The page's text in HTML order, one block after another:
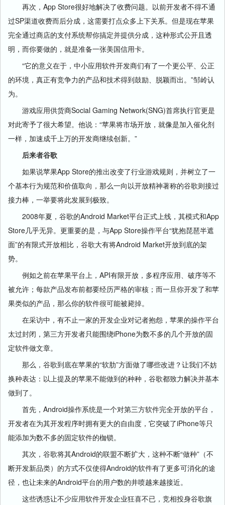
再次，App Store很好地解决了收费问题。以前开发者不得不通
过SP渠道收费而后分成，这需要打点众多上下关系。但是现在苹果
完全通过商店的支付系统帮你搞定并提供分成，这种形式公开且透
明，而你要做的，就是准备一张美国信用卡。
“它的意义在于，中小应用软件开发商们有了一个更公平、公正
的环境，真正有竞争力的产品和技术得到鼓励、脱颖而出。”邹岭认
为。
游戏应用供货商Social Gaming Network(SNG)首席执行官更是
对此寄予了很大希望。他说：“苹果将市场开放，就像是加入催化剂
一样，加速成千上万的开发商继续创新。”
后来者谷歌
如果说苹果App Store的推出改变了行业游戏规则，并树立了一
个基本行为规范和价值取向，那么一向以开放精神著称的谷歌则接过
接力棒，一举要将此发展到极致。
2008年夏，谷歌的Android Market平台正式上线，其模式和App
Store几乎无异。更重要的是，与App Store操作平台“犹抱琵琶半遮
面”的有限式开放相比，谷歌大有将Android Market开放到底的架
势。
例如之前在苹果平台上，API有限开放，多程序应用、破序等不
被允许；每款产品发布前都要经历严格的审核；而一旦你开发了和苹
果类似的产品，那么你的软件很可能被毙掉。
在采访中，有不止一家的开发企业对记者抱怨，苹果的操作平台
太过封闭，第三方开发者只能围绕iPhone为数不多的几个开放的固
定软件做文章。
那么，谷歌到底在苹果的“软肋”方面做了哪些改进？让我们不妨
换种表达：以上提及的苹果不能做到的种种，谷歌都致力解决并基本
做到了。
首先，Android操作系统是一个对第三方软件完全开放的平台，
开发者在为其开发程序时拥有更大的自由度，它突破了iPhone等只
能添加为数不多的固定软件的枷锁。
其次，谷歌将其Android的联盟不断扩大，这种不断“做种”（不
断开发新品类）的方式不仅使得Android的软件有了更多可消化的途
径，也让未来的Android平台的用户数的井喷越来越接近。
这些诱惑让不少应用软件开发企业狂喜不已，竞相投身谷歌旗